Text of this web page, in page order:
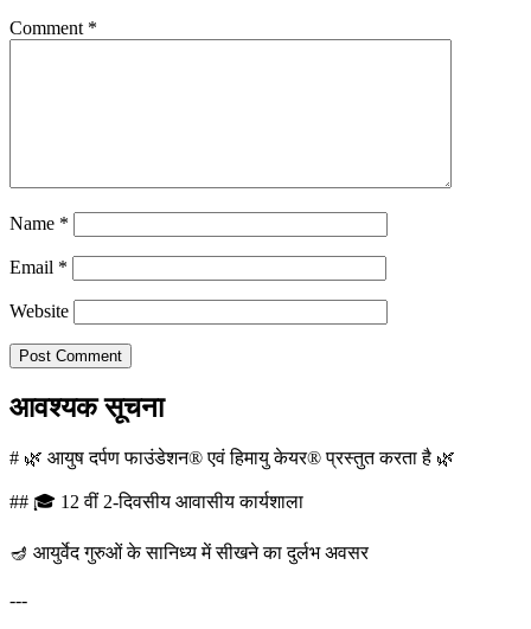
Comment *
Name *
Email *
Website
आवश्यक सूचना
# 🌿 आयुष दर्पण फाउंडेशन® एवं हिमायु केयर® प्रस्तुत करता है 🌿
## 🎓 12 वीं 2-दिवसीय आवासीय कार्यशाला
🪔 आयुर्वेद गुरुओं के सानिध्य में सीखने का दुर्लभ अवसर
---